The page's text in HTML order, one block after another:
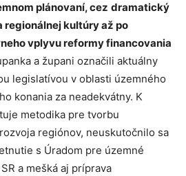
plánovaní, cez dramatický
kultúry až po
vplyvu reformy financovania
a župani označili aktuálny
legislatívou v oblasti územného
konania za neadekvátny. K
metodika pre tvorbu
regiónov, neuskutočnilo sa
s Úradom pre územné
a mešká aj príprava